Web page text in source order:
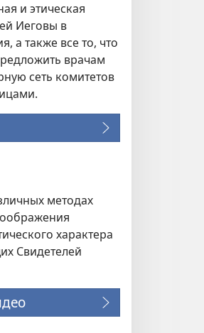
и этическая
Иеговы в
а также все то, что
врачам
сеть комитетов
методах
характера
Свидетелей